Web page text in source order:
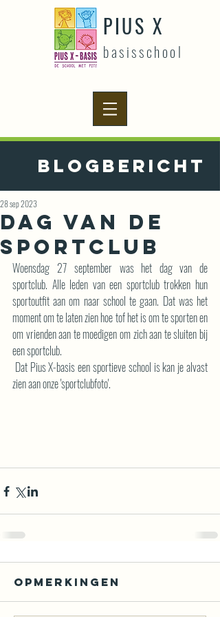
PIUS X
basisschool
Blogbericht
Dag van de
sportclub
28 sep 2023
Woensdag 27 september was het dag van de
sportclub. Alle leden van een sportclub trokken hun
sportoutfit aan om naar school te gaan. Dat was het
moment om te laten zien hoe tof het is om te sporten en
om vrienden aan te moedigen om zich aan te sluiten bij
een sportclub.
zien aan onze 'sportclubfoto'.
Opmerkingen